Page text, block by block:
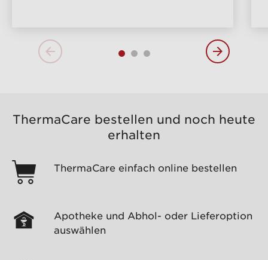
ThermaCare bestellen und noch heute
erhalten
ThermaCare einfach online bestellen
Apotheke und Abhol- oder Lieferoption
auswählen